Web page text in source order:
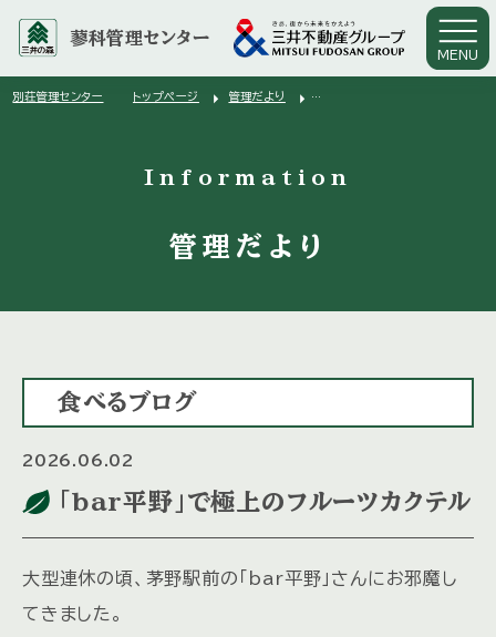
蓼科管理センター
MENU
別荘管理センター トップページ arrow_right 管理だより arrow_right
Information
管理だより
食べるブログ
2026.06.02
「bar平野」で極上のフルーツカクテル
大型連休の頃、茅野駅前の「bar平野」さんにお邪魔し
てきました。